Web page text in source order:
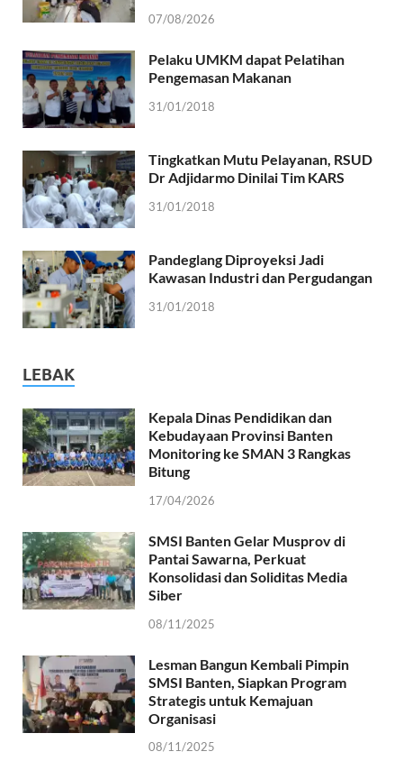
07/08/2026
Pelaku UMKM dapat Pelatihan
Pengemasan Makanan
31/01/2018
Tingkatkan Mutu Pelayanan, RSUD
Dr Adjidarmo Dinilai Tim KARS
31/01/2018
Pandeglang Diproyeksi Jadi
Kawasan Industri dan Pergudangan
31/01/2018
LEBAK
Kepala Dinas Pendidikan dan
Kebudayaan Provinsi Banten
Monitoring ke SMAN 3 Rangkas
Bitung
17/04/2026
SMSI Banten Gelar Musprov di
Pantai Sawarna, Perkuat
Konsolidasi dan Soliditas Media
Siber
08/11/2025
Lesman Bangun Kembali Pimpin
SMSI Banten, Siapkan Program
Strategis untuk Kemajuan
Organisasi
08/11/2025